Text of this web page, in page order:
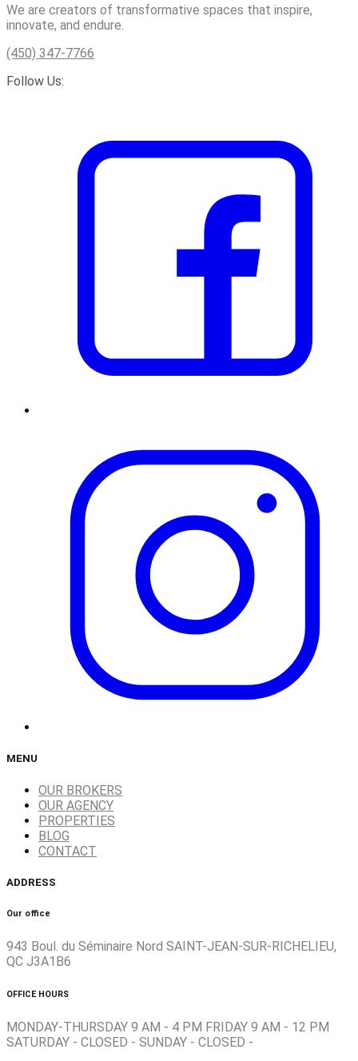
We are creators of transformative spaces that inspire,
innovate, and endure.
(450) 347-7766
Follow Us:
MENU
OUR BROKERS
OUR AGENCY
PROPERTIES
BLOG
CONTACT
ADDRESS
Our office
943 Boul. du Séminaire Nord SAINT-JEAN-SUR-RICHELIEU,
QC J3A1B6
OFFICE HOURS
MONDAY-THURSDAY 9 AM - 4 PM FRIDAY 9 AM - 12 PM
SATURDAY - CLOSED - SUNDAY - CLOSED -